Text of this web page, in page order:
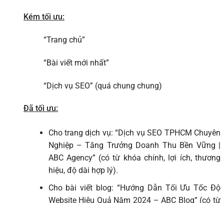
Kém tối ưu:
“Trang chủ”
“Bài viết mới nhất”
“Dịch vụ SEO” (quá chung chung)
Đã tối ưu:
Cho trang dịch vụ: “Dịch vụ SEO TPHCM Chuyên
Nghiệp – Tăng Trưởng Doanh Thu Bền Vững |
ABC Agency” (có từ khóa chính, lợi ích, thương
hiệu, độ dài hợp lý).
Cho bài viết blog: “Hướng Dẫn Tối Ưu Tốc Độ
Website Hiệu Quả Năm 2024 – ABC Blog” (có từ